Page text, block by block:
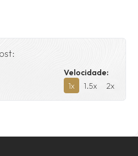
Velocidade:
1x 1.5x 2x